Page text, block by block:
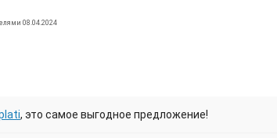
08.04.2024
, это самое выгодное предложение!